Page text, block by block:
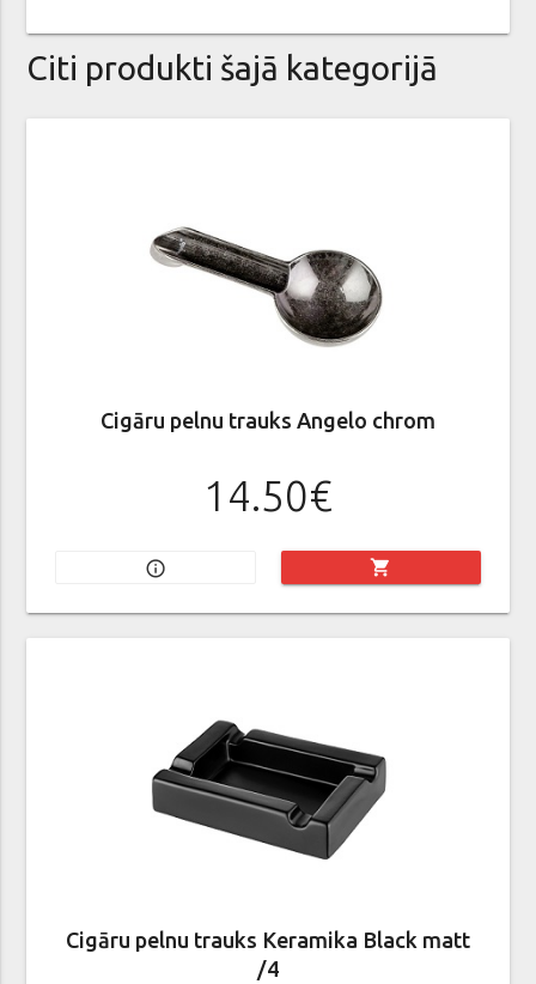
Citi produkti šajā kategorijā
Cigāru pelnu trauks Angelo chrom
14.50€
info_outline shopping_cart
Cigāru pelnu trauks Keramika Black matt
/4